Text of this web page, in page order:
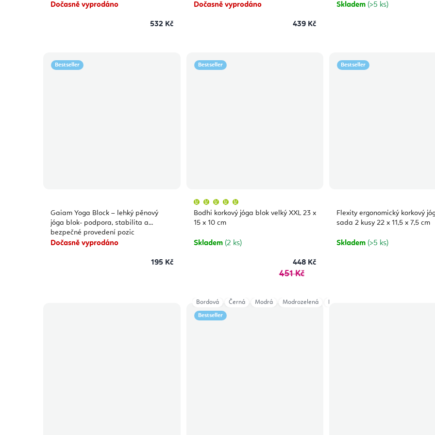
hvězdiček.
Dočasně vyprodáno
532 Kč
hvězdiček.
Dočasně vyprodáno
439 Kč
hvězdiček.
Skladem (>5 ks)
Bestseller
Gaiam Yoga Block – lehký pěnový
jóga blok- podpora, stabilita a
bezpečné provedení pozic
Dočasně vyprodáno
195 Kč
Bestseller
Bodhi korkový jóga blok velký XXL 23 x
15 x 10 cm
produktu
je
hvězdiček.
Skladem (2 ks)
448 Kč
451 Kč
Bestseller
Flexity ergonomický korkový
sada 2 kusy 22 x 11,5 x 7,5 cm
Skladem (>5 ks)
Bestseller
Bordová Černá Modrá Modrozelená Dark Red